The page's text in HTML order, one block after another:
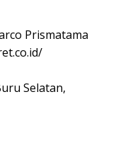
Prismatama
Selatan,